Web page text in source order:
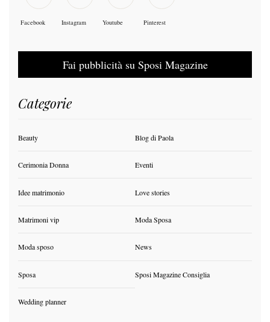
Facebook Instagram Youtube Pinterest
Fai pubblicità su Sposi Magazine
Categorie
Beauty Blog di Paola
Cerimonia Donna Eventi
Idee matrimonio Love stories
Matrimoni vip Moda Sposa
Moda sposo News
Sposa Sposi Magazine Consiglia
Wedding planner